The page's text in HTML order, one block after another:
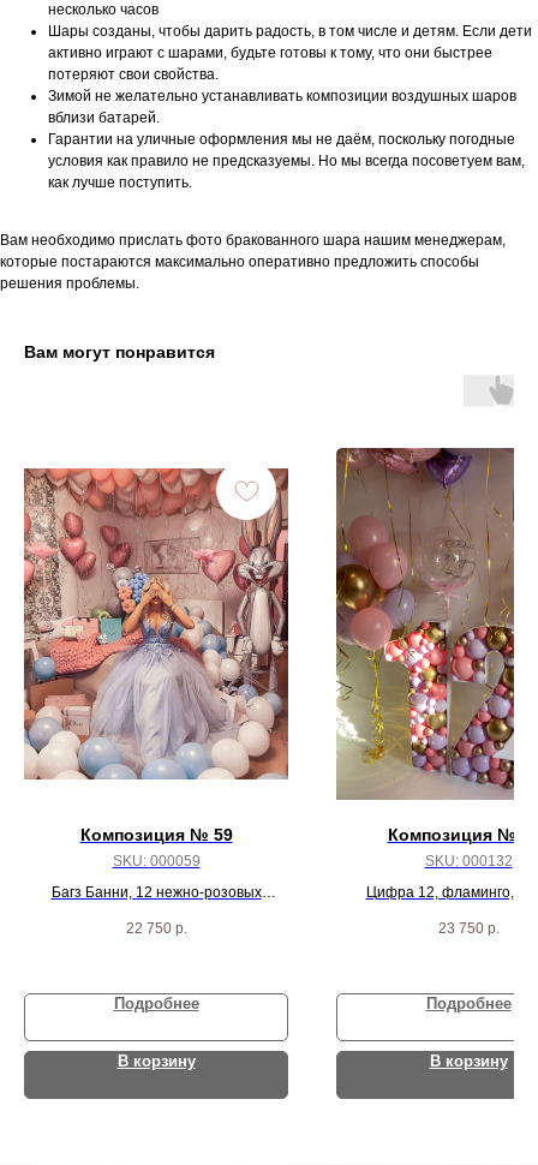
несколько часов
Шары созданы, чтобы дарить радость, в том числе и детям. Если дети
активно играют с шарами, будьте готовы к тому, что они быстрее
потеряют свои свойства.
Зимой не желательно устанавливать композиции воздушных шаров
вблизи батарей.
Гарантии на уличные оформления мы не даём, поскольку погодные
условия как правило не предсказуемы. Но мы всегда посоветуем вам,
как лучше поступить.
Вам необходимо прислать фото бракованного шара нашим менеджерам,
которые постараются максимально оперативно предложить способы
решения проблемы.
Вам могут понравится
Композиция № 59
SKU: 000059
Багз Банни, 12 нежно-розовых
розовых шариков
22 750 р.
Подробнее
В корзину
Композиция №
SKU: 000132
Цифра 12, фламинго,
23 750 р.
Подробнее
В корзину